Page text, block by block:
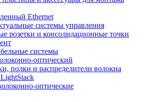
Ethernet
системы управления
розетки и консолидационные точки
системы
оптический
полки и распределители волокна
оптические